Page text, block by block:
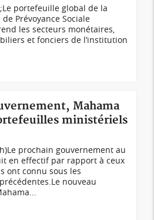
portefeuille global de la
Prévoyance Sociale
les secteurs monétaires,
et fonciers de l’institution
Mahama
ministériels
prochain gouvernement au
en effectif par rapport à ceux
ont connu sous les
nouveau